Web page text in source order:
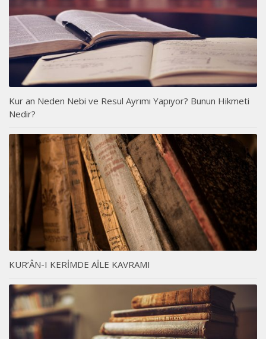
Kur an Neden Nebi ve Resul Ayrımı Yapıyor? Bunun Hikmeti
Nedir?
KUR’ÂN-I KERİMDE AİLE KAVRAMI